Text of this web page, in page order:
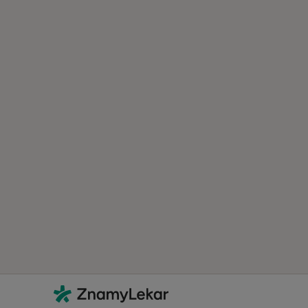
Kontakt
ZnamyLekar - Hlavní stránka